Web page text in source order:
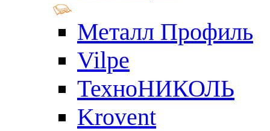
Металл Профиль
Vilpe
ТехноНИКОЛЬ
Krovent